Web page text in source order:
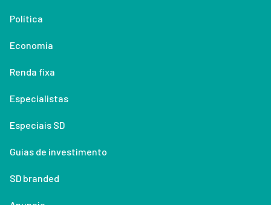
Política
Economia
Renda fixa
Especialistas
Especiais SD
Guias de investimento
SD branded